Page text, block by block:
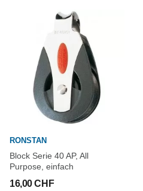
RONSTAN
Block Serie 40 AP, All
Purpose, einfach
16,00 CHF